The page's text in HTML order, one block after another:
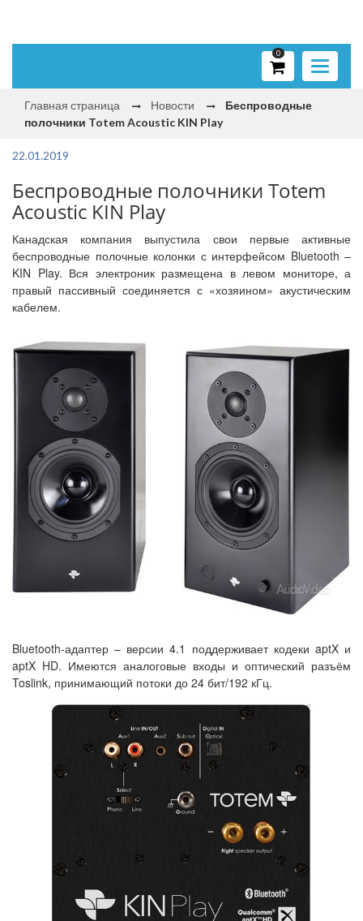
Toggle
0
Главная страница Новости
Беспроводные
полочники Totem Acoustic KIN Play
22.01.2019
Беспроводные полочники Totem
Acoustic KIN Play
Канадская компания выпустила свои первые активные
беспроводные полочные колонки с интерфейсом Bluetooth –
KIN Play. Вся электроник размещена в левом мониторе, а
правый пассивный соединяется с «хозяином» акустическим
кабелем.
Bluetooth-адаптер – версии 4.1 поддерживает кодеки aptX и
aptX HD. Имеются аналоговые входы и оптический разъём
Toslink, принимающий потоки до 24 бит/192 кГц.